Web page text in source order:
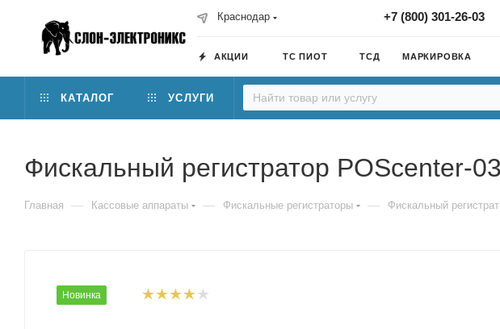
Краснодар +7 (800) 301-26-03
АКЦИИ ТС ПИОТ ТСД МАРКИРОВКА
КАТАЛОГ УСЛУГИ
Фискальный регистратор POScenter-
Главная — Кассовые аппараты — Фискальные регистраторы — Фискальный
Новинка